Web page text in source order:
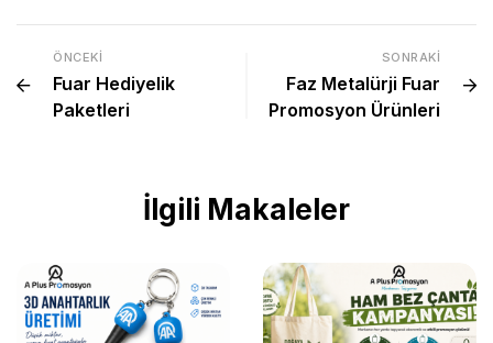
ÖNCEKI
Fuar Hediyelik
Paketleri
SONRAKI
Faz Metalürji Fuar
Promosyon Ürünleri
İlgili Makaleler